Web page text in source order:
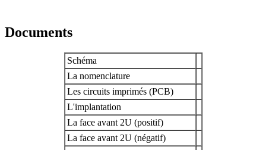
Documents
Schéma
La nomenclature
Les circuits imprimés (PCB)
L'implantation
La face avant 2U (positif)
La face avant 2U (négatif)